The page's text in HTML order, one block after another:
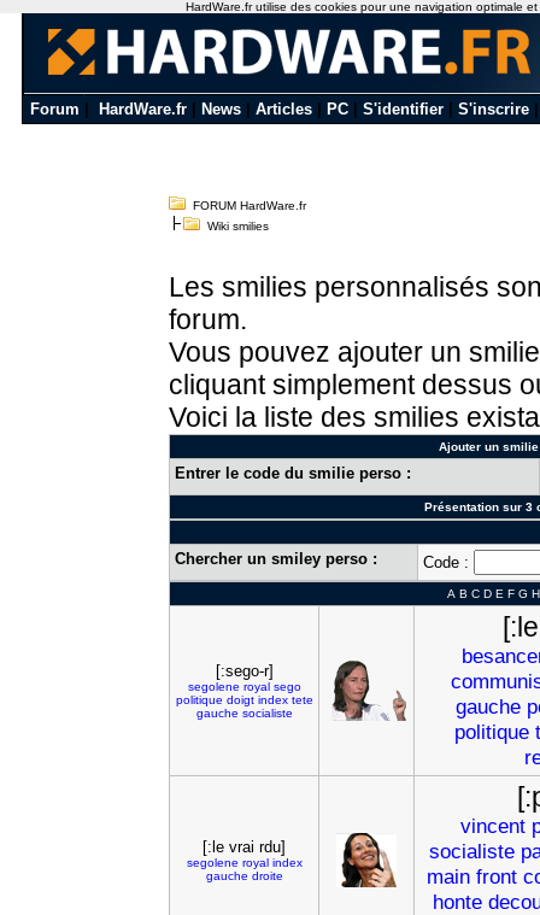
Forum HardWare.fr News Articles PC S'identifier S'inscrire
FORUM HardWare.fr
Wiki smilies
Les smilies personnalisés
forum.
Vous pouvez ajouter un
cliquant simplement dessus
Voici la liste des smilies
Ajouter un
Entrer le code du smilie perso :
Présentation sur 3
Chercher un smiley perso : Code :
A B C D E F G H
[:sego-r]
segolene royal sego
politique doigt index tete
gauche socialiste
gauche
politique
[:le vrai rdu]
segolene royal index
gauche droite
vincent
socialiste
main front
honte
HardWare.fr utilise des cookies pour une navigation optimale